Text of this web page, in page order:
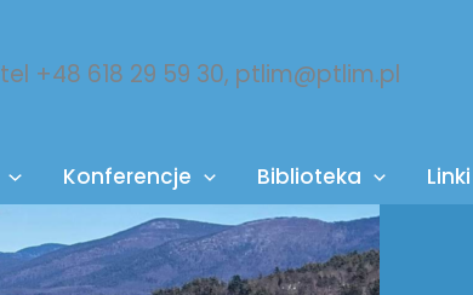
tel +48 618 29 59 30, ptlim@ptlim.pl
Konferencje Biblioteka Linki